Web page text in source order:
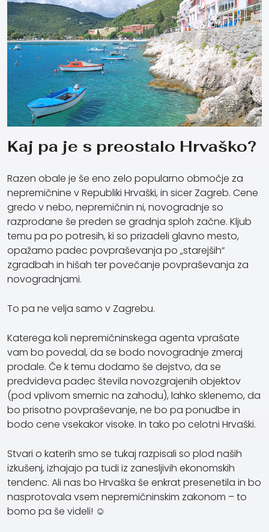
Kaj pa je s preostalo Hrvaško?
Razen obale je še eno zelo popularno območje za
nepremičnine v Republiki Hrvaški, in sicer Zagreb. Cene
gredo v nebo, nepremičnin ni, novogradnje so
razprodane še preden se gradnja sploh začne. Kljub
temu pa po potresih, ki so prizadeli glavno mesto,
opažamo padec povpraševanja po „starejših“
zgradbah in hišah ter povečanje povpraševanja za
novogradnjami.
To pa ne velja samo v Zagrebu.
Katerega koli nepremičninskega agenta vprašate
vam bo povedal, da se bodo novogradnje zmeraj
prodale. Če k temu dodamo še dejstvo, da se
predvideva padec števila novozgrajenih objektov
(pod vplivom smernic na zahodu), lahko sklenemo, da
bo prisotno povpraševanje, ne bo pa ponudbe in
bodo cene vsekakor visoke. In tako po celotni Hrvaški.
Stvari o katerih smo se tukaj razpisali so plod naših
izkušenj, izhajajo pa tudi iz zanesljivih ekonomskih
tendenc. Ali nas bo Hrvaška še enkrat presenetila in bo
nasprotovala vsem nepremičninskim zakonom – to
bomo pa še videli! ☺